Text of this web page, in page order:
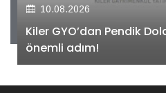
10.08.2026
Kiler GYO’dan Pendik
önemli adım!